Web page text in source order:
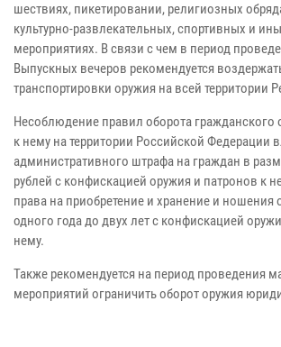
шествиях, пикетировании, религиозных
культурно-развлекательных, спортивных и
мероприятиях. В связи с чем в период
Выпускных вечеров рекомендуется
транспортировки оружия на всей территории
Несоблюдение правил оборота гражданского
к нему на территории Российской Федерации
административного штрафа на граждан в
рублей с конфискацией оружия и патронов к
права на приобретение и хранение и ношения
одного года до двух лет с конфискацией
нему.
Также рекомендуется на период проведения
мероприятий ограничить оборот оружия